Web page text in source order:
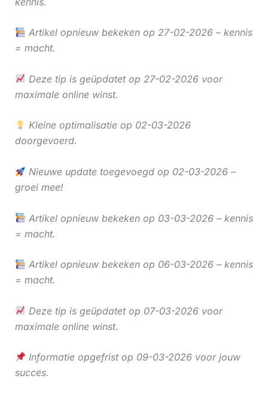
Artikel opnieuw bekeken op 27-02-2026 – kennis
= macht.
Deze tip is geüpdatet op 27-02-2026 voor
maximale online winst.
Kleine optimalisatie op 02-03-2026
doorgevoerd.
Nieuwe update toegevoegd op 02-03-2026 –
groei mee!
Artikel opnieuw bekeken op 03-03-2026 – kennis
= macht.
Artikel opnieuw bekeken op 06-03-2026 – kennis
= macht.
Deze tip is geüpdatet op 07-03-2026 voor
maximale online winst.
Informatie opgefrist op 09-03-2026 voor jouw
succes.